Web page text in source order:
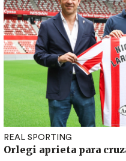
REAL SPORTING
Orlegi aprieta para